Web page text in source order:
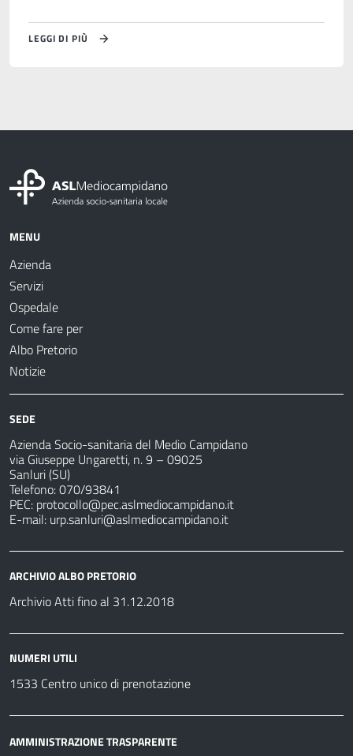
LEGGI DI PIÙ
MENU
Azienda
Servizi
Ospedale
Come fare per
Albo Pretorio
Notizie
SEDE
Azienda Socio-sanitaria del Medio Campidano
via Giuseppe Ungaretti, n. 9 – 09025
Sanluri (SU)
Telefono: 070/93841
PEC: protocollo@pec.aslmediocampidano.it
E-mail: urp.sanluri@aslmediocampidano.it
ARCHIVIO ALBO PRETORIO
Archivio Atti fino al 31.12.2018
NUMERI UTILI
1533 Centro unico di prenotazione
AMMINISTRAZIONE TRASPARENTE